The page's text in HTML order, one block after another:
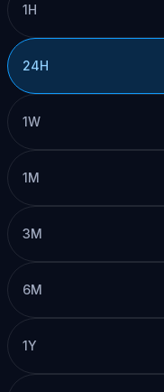
1H
24H
1W
1M
3M
6M
1Y